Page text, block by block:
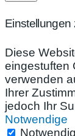
Einstellungen
Diese
eingestuften
verwenden
Ihrer
jedoch Ihr
Notwendige